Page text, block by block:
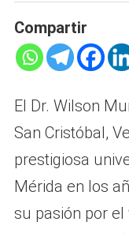
Compartir
El Dr. Wilson
San Cristóbal,
prestigiosa
Mérida en los
su pasión por